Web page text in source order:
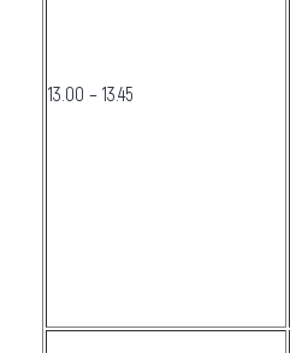
13.00 – 13.45